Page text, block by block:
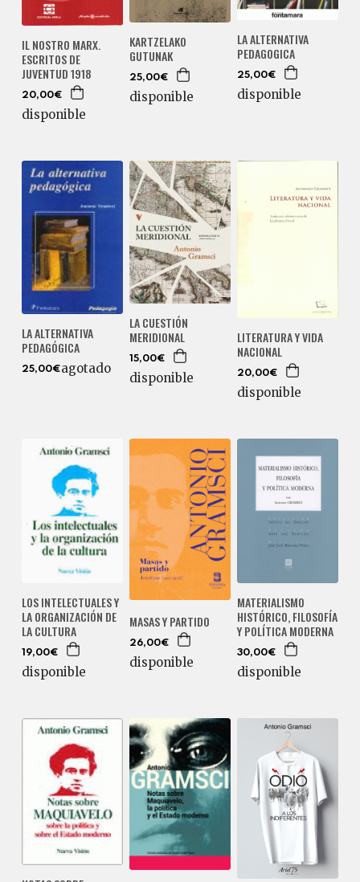
IL NOSTRO MARX.
ESCRITOS DE
JUVENTUD 1918
20,00€
disponible
KARTZELAKO
GUTUNAK
25,00€
disponible
LA ALTERNATIVA
PEDAGOGICA
25,00€
disponible
LA ALTERNATIVA
PEDAGÓGICA
25,00€agotado
LA CUESTIÓN
MERIDIONAL
15,00€
disponible
LITERATURA Y VIDA
NACIONAL
20,00€
disponible
LOS INTELECTUALES Y
LA ORGANIZACIÓN DE
LA CULTURA
19,00€
disponible
MASAS Y PARTIDO
26,00€
disponible
MATERIALISMO
HISTÓRICO, FILOSOFÍA
Y POLÍTICA MODERNA
30,00€
disponible